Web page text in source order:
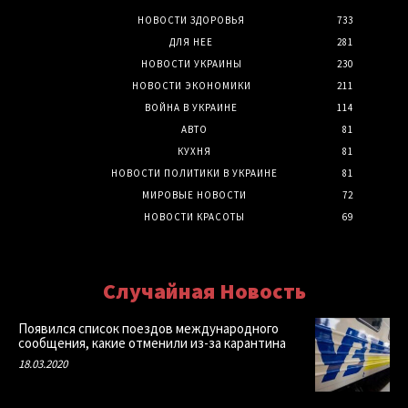
НОВОСТИ ЗДОРОВЬЯ
733
ДЛЯ НЕЕ
281
НОВОСТИ УКРАИНЫ
230
НОВОСТИ ЭКОНОМИКИ
211
ВОЙНА В УКРАИНЕ
114
АВТО
81
КУХНЯ
81
НОВОСТИ ПОЛИТИКИ В УКРАИНЕ
81
МИРОВЫЕ НОВОСТИ
72
НОВОСТИ КРАСОТЫ
69
Случайная Новость
Появился список поездов международного
сообщения, какие отменили из-за карантина
18.03.2020